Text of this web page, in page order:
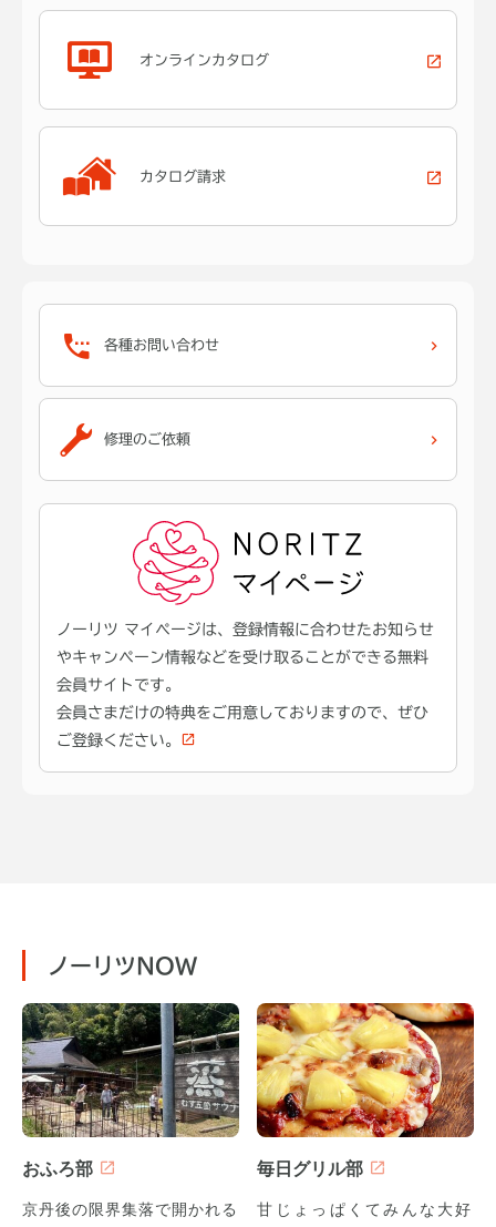
オンラインカタログ
カタログ請求
各種お問い合わせ
修理のご依頼
ノーリツ マイページは、登録情報に合わせたお知らせ
やキャンペーン情報などを受け取ることができる無料
会員サイトです。
会員さまだけの特典をご用意しておりますので、ぜひ
ご登録ください。
ノーリツNOW
おふろ部
京丹後の限界集落で開かれる
毎日グリル部
甘じょっぱくてみんな大好